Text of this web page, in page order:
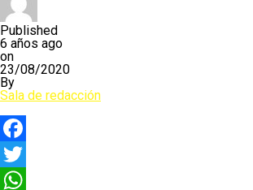
Published
6 años ago
on
23/08/2020
By
Sala de redacción
Facebook
Twitter